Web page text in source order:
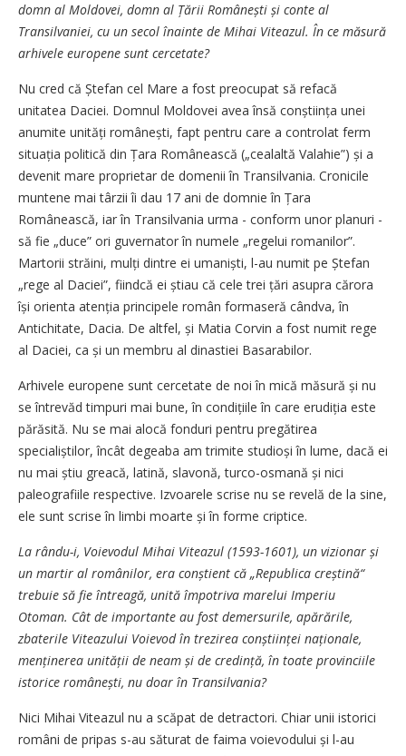
domn al Moldovei, domn al Ță­rii Românești și conte al
Transilvaniei, cu un secol înainte de Mihai Viteazul. În ce măsură
arhivele europene sunt cercetate?
Nu cred că Ștefan cel Mare a fost preocupat să refacă
unitatea Daciei. Domnul Moldovei avea însă conști­ința unei
anumite unități românești, fapt pentru care a controlat ferm
situația politică din Țara Românească („cealaltă Valahie”) și a
devenit mare proprietar de domenii în Transilvania. Cronicile
muntene mai târzii îi dau 17 ani de domnie în Țara
Românească, iar în Transilvania urma - conform unor planuri -
să fie „duce” ori guvernator în numele „regelui romanilor”.
Martorii străini, mulți dintre ei umaniști, l-au numit pe Ștefan
„rege al Daciei”, fiindcă ei știau că cele trei țări asupra cărora
își orienta atenția principele român formaseră cândva, în
Antichitate, Dacia. De altfel, și Matia Corvin a fost numit rege
al Daciei, ca și un membru al dinastiei Basarabilor.
Arhivele europene sunt cercetate de noi în mică măsură și nu
se întrevăd timpuri mai bune, în condițiile în care erudiția este
părăsită. Nu se mai alocă fonduri pentru pregătirea
specialiștilor, încât degeaba am trimite stu­dioși în lume, dacă ei
nu mai știu greacă, latină, slavonă, turco-osmană și nici
paleografiile respective. Izvoarele scrise nu se revelă de la sine,
ele sunt scrise în limbi moarte și în forme criptice.
La rându-i, Voievodul Mihai Viteazul (1593-1601), un vizionar și
un martir al românilor, era conștient că „Republica creș­tină“
trebuie să fie întreagă, unită împotriva marelui Imperiu
Otoman. Cât de importante au fost demersurile, apărările,
zbaterile Viteazului Voievod în trezirea conștiinței naționale,
menținerea unității de neam și de credință, în toate provinciile
istorice românești, nu doar în Transilvania?
Nici Mihai Viteazul nu a scăpat de detractori. Chiar unii istorici
români de pripas s-au săturat de faima voievodului și l-au